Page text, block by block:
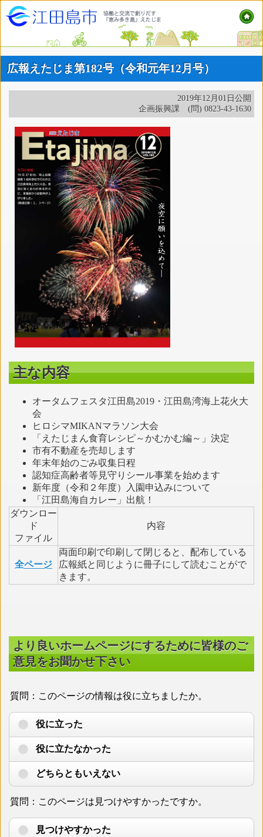
広報えたじま第182号（令和元年12月号）
2019年12月01日公開
企画振興課 (問) 0823-43-1630
主な内容
オータムフェスタ江田島2019・江田島湾海上花火大
会
ヒロシマMIKANマラソン大会
「えたじまん食育レシピ～かむかむ編～」決定
市有不動産を売却します
年末年始のごみ収集日程
認知症高齢者等見守りシール事業を始めます
新年度（令和２年度）入園申込みについて
「江田島海自カレー」出航！
ダウンロー
ド
ファイル
内容
全ページ
両面印刷で印刷して閉じると、配布している
広報紙と同じように冊子にして読むことがで
きます。
より良いホームページにするために皆様のご
意見をお聞かせ下さい
質問：このページの情報は役に立ちましたか。
役に立った
役に立たなかった
どちらともいえない
質問：このページは見つけやすかったですか。
見つけやすかった